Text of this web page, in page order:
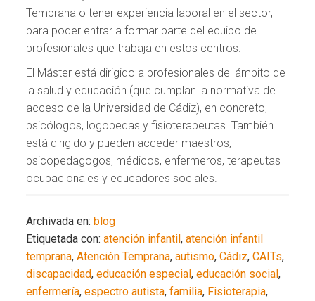
Temprana o tener experiencia laboral en el sector,
para poder entrar a formar parte del equipo de
profesionales que trabaja en estos centros.
El Máster está dirigido a profesionales del ámbito de
la salud y educación (que cumplan la normativa de
acceso de la Universidad de Cádiz), en concreto,
psicólogos, logopedas y fisioterapeutas. También
está dirigido y pueden acceder maestros,
psicopedagogos, médicos, enfermeros, terapeutas
ocupacionales y educadores sociales.
Archivada en:blog
Etiquetada con:atención infantil,atención infantil
temprana,Atención Temprana,autismo,Cádiz,CAITs,
discapacidad,educación especial,educación social,
enfermería,espectro autista,familia, Fisioterapia,